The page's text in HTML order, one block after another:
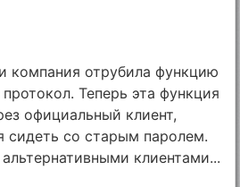
компания отрубила функцию
Теперь эта функция
официальный клиент,
сидеть со старым паролем.
клиентами...